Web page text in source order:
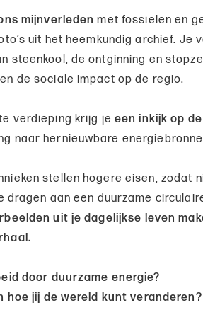
mijnverleden met fossielen en
uit het heemkundig archief. Je
steenkool, de ontginning en
de sociale impact op de regio.
verdieping krijg je een inkijk op
naar hernieuwbare
stellen hogere eisen, zodat
dragen aan een duurzame
uit je dagelijkse leven
door duurzame energie?
hoe jij de wereld kunt veranderen?